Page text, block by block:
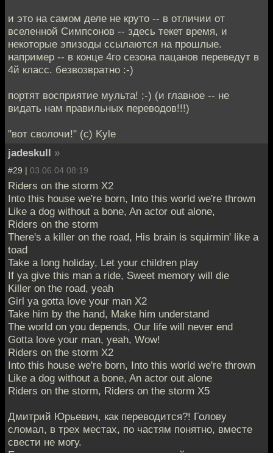
и это на самом деле не круто -- в отличии от
вселенной Симпсонов -- здесь текет время, и
некоторые эпизоды ссылаются на прошлые.
например -- в конце 4го сезона пацанов переведут в
4й класс. безвозвратно :-)
портят восприятие мульта! ;-) (и главное -- не
видать нам правильных переводов!!!)
"вот сволочи!" (с) Kyle
jadeskull »
#29 | 03.06.04 08:19
Riders on the storm X2
Into this house we're born, Into this world we're thrown
Like a dog without a bone, An actor out alone,
Riders on the storm
There's a killer on the road, His brain is squirmin' like a
toad
Take a long holiday, Let your children play
If ya give this man a ride, Sweet memory will die
Killer on the road, yeah
Girl ya gotta love your man X2
Take him by the hand, Make him understand
The world on you depends, Our life will never end
Gotta love your man, yeah, Wow!
Riders on the storm X2
Into this house we're born, Into this world we're thrown
Like a dog without a bone, An actor out alone
Riders on the storm, Riders on the storm X5
Дмитрий Юрьевич, как переводится?! Голову
сломал, в трех местах, по частям понятно, вместе
свести не могу.